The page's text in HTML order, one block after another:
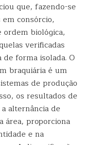
que, fazendo-se
consórcio,
ordem biológica,
verificadas
forma isolada. O
braquiária é um
de produção
os resultados de
alternância de
área, proporciona
e na